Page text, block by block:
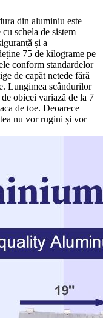
din aluminiu este
cu schela de sistem
și a
75 de kilograme pe
conform standardelor
de capăt netede fără
Lungimea scândurilor
obicei variază de la 7
de toe. Deoarece
nu vor rugini și vor